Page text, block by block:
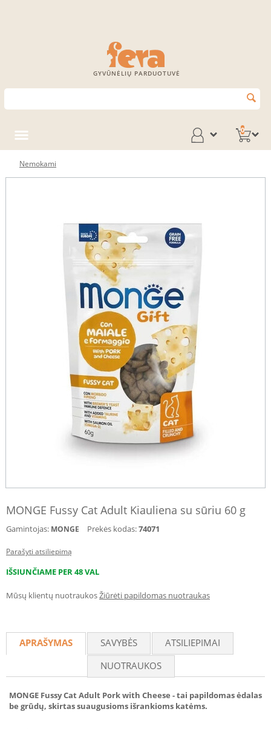
GYVŪNĖLIŲ PARDUOTUVĖ
0
Nemokami
MONGE Fussy Cat Adult Kiauliena su sūriu 60 g
Gamintojas: MONGE Prekės kodas:74071
Parašyti atsiliepimą
IŠSIUNČIAME PER 48 VAL
Mūsų klientų nuotraukosŽiūrėti papildomas nuotraukas
APRAŠYMAS SAVYBĖS
ATSILIEPIMAI
NUOTRAUKOS
MONGE Fussy Cat Adult Pork with Cheese - tai papildomas ėdalas
be grūdų, skirtas suaugusioms išrankioms katėms.